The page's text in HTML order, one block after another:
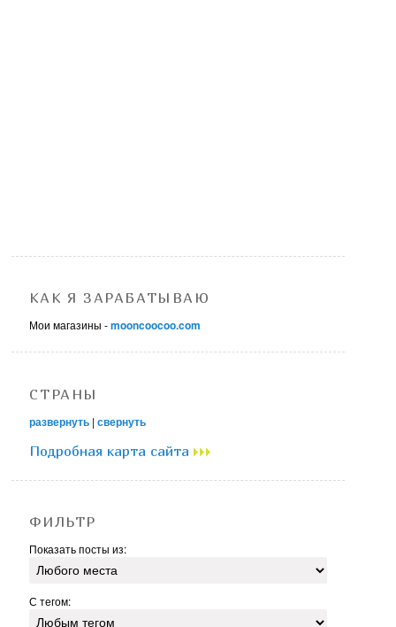
КАК Я ЗАРАБАТЫВАЮ
Мои магазины -mooncoocoo.com
СТРАНЫ
развернуть |свернуть
Подробная карта сайта
ФИЛЬТР
Показать посты из:
С тегом: